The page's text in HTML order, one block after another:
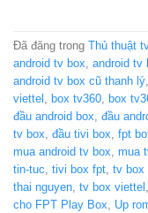
Đã đăng trong Thủ thuật
android tv box, android tv
android tv box cũ thanh lý,
viettel , box tv360, box
đầu android box, đầu
tv box, đầu tivi box, fpt
mua android tv box, mua
tin-tuc, tivi box fpt, tv box
thai nguyen, tv box viettel ,
cho FPT Play Box, Up